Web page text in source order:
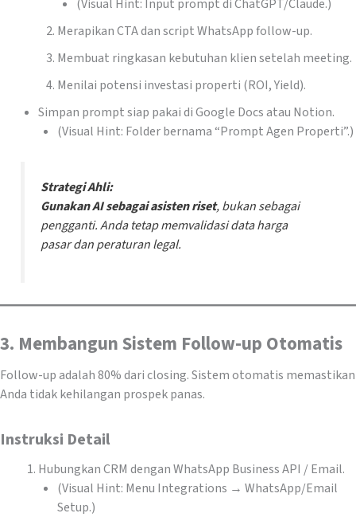
(Visual Hint: Input prompt di ChatGPT/Claude.)
Merapikan CTA dan script WhatsApp follow-up.
Membuat ringkasan kebutuhan klien setelah meeting.
Menilai potensi investasi properti (ROI, Yield).
Simpan prompt siap pakai di Google Docs atau Notion.
(Visual Hint: Folder bernama “Prompt Agen Properti”.)
Strategi Ahli:
Gunakan AI sebagai asisten riset, bukan sebagai
pengganti. Anda tetap memvalidasi data harga
pasar dan peraturan legal.
3. Membangun Sistem Follow-up Otomatis
Follow-up adalah 80% dari closing. Sistem otomatis memastikan
Anda tidak kehilangan prospek panas.
Instruksi Detail
Hubungkan CRM dengan WhatsApp Business API / Email.
(Visual Hint: Menu Integrations → WhatsApp/Email
Setup.)